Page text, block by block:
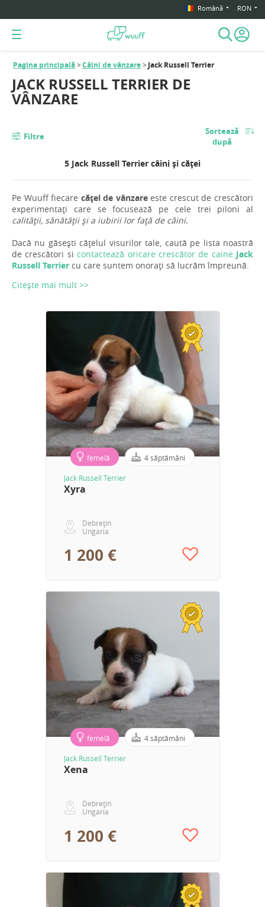
Română RON
JACK RUSSELL TERRIER DE
VÂNZARE
Pagina principală Câini de vânzare Jack Russell Terrier
Filtre
Sortează
după
5 Jack Russell Terrier câini și căței
Pe Wuuff fiecare cățel de vânzareeste crescut de crescători
experimentați care se focusează pe cele trei piloni al
calității, sănătății și a iubirii lor față de câini.
Dacă nu găsești cățelul visurilor tale, caută pe lista noastră
de crescători sicontactează oricare crescător de caine Jack
Russell Terrier cu care suntem onorați să lucrăm împreună.
Citește mai mult >>
femelă 4 săptămâni
Jack Russell Terrier
Xyra
Debrețin
Ungaria
1 200 €
femelă 4 săptămâni
Jack Russell Terrier
Xena
Debrețin
Ungaria
1 200 €